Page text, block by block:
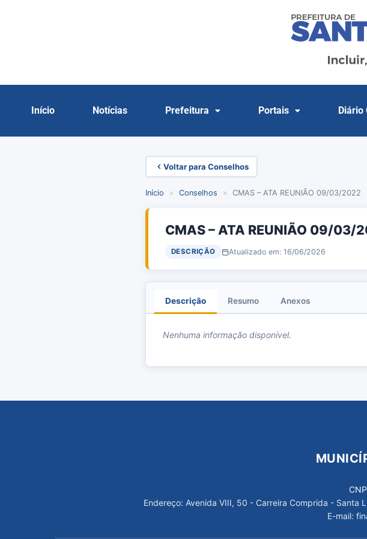
Início Notícias Prefeitura Portais Diário
Voltar para Conselhos
Início » Conselhos » CMAS – ATA REUNIÃO 09/03/2022
CMAS – ATA REUNIÃO 09/03/
DESCRIÇÃO Atualizado em: 16/06/2026
Descrição Resumo Anexos
Nenhuma informação disponível.
Endereço: Avenida VIII, 50 - Carreira Comprida -
E-mail: